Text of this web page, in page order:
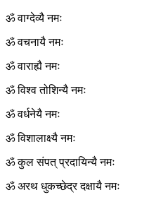
ॐ वाग्देव्यै नमः
ॐ वचनायै नमः
ॐ वाराह्यै नमः
ॐ विश्व तोशिन्यै नमः
ॐ वर्धनेयै नमः
ॐ विशालाक्ष्यै नमः
ॐ कुल संपत् प्रदायिन्यै नमः
ॐ अरथ धुकच्छेद्र दक्षायै नमः